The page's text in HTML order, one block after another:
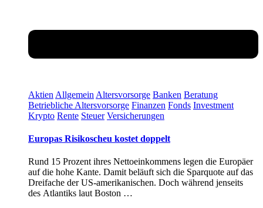
Aktien Allgemein Altersvorsorge Banken Beratung
Betriebliche Altersvorsorge Finanzen Fonds Investment
Krypto Rente Steuer Versicherungen
Europas Risikoscheu kostet doppelt
Rund 15 Prozent ihres Nettoeinkommens legen die Europäer
auf die hohe Kante. Damit beläuft sich die Sparquote auf das
Dreifache der US-amerikanischen. Doch während jenseits
des Atlantiks laut Boston …